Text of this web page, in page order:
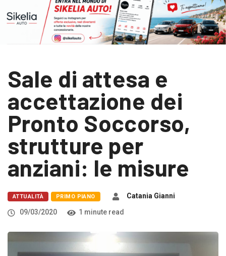
Sale di attesa e
accettazione dei
Pronto Soccorso,
strutture per
anziani: le misure
ATTUALITÀ PRIMO PIANO
Catania Gianni
09/03/2020
1 minute read